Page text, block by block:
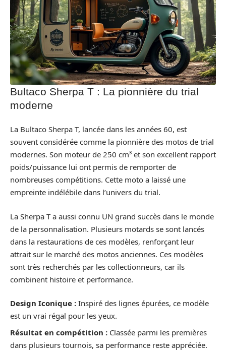
Bultaco Sherpa T : La pionnière du trial
moderne
La Bultaco Sherpa T, lancée dans les années 60, est
souvent considérée comme la pionnière des motos de trial
modernes. Son moteur de 250 cm³ et son excellent rapport
poids/puissance lui ont permis de remporter de
nombreuses compétitions. Cette moto a laissé une
empreinte indélébile dans l’univers du trial.
La Sherpa T a aussi connu UN grand succès dans le monde
de la personnalisation. Plusieurs motards se sont lancés
dans la restaurations de ces modèles, renforçant leur
attrait sur le marché des motos anciennes. Ces modèles
sont très recherchés par les collectionneurs, car ils
combinent histoire et performance.
Design Iconique : Inspiré des lignes épurées, ce modèle
est un vrai régal pour les yeux.
Résultat en compétition : Classée parmi les premières
dans plusieurs tournois, sa performance reste appréciée.